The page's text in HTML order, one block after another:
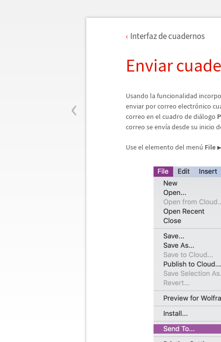
‹
Interfaz de cuadernos
Enviar
Usando la funcionalidad
enviar por correo electrónico
correo en el cuadro de diálogo
correo se envía desde su inicio
Use el elemento del menú File ▶